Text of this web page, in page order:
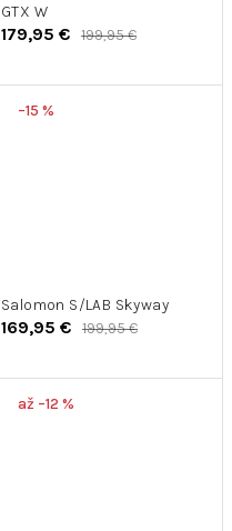
GTX W
179,95 € 199,95 €
–15 %
Salomon S/LAB Skyway
169,95 € 199,95 €
až –12 %